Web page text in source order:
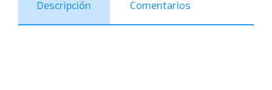
Descripción Comentarios